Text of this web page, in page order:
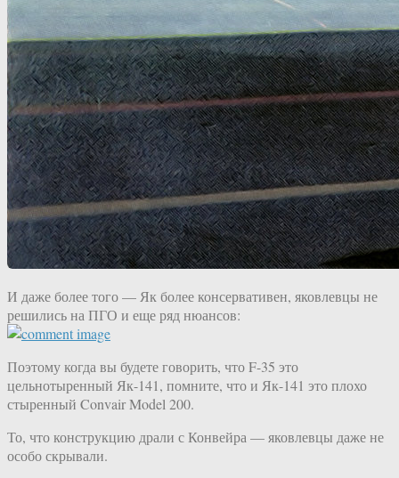
И даже более того — Як более консервативен, яковлевцы не
решились на ПГО и еще ряд нюансов:
Поэтому когда вы будете говорить, что F-35 это
цельнотыренный Як-141, помните, что и Як-141 это плохо
стыренный Convair Model 200.
То, что конструкцию драли с Конвейра — яковлевцы даже не
особо скрывали.